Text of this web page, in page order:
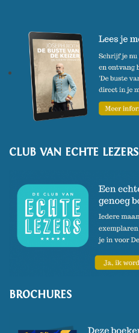
CLUB VAN ECHTE LEZERS
BROCHURES